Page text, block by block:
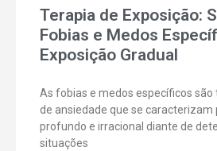
Terapia de Exposição:
Fobias e Medos
Exposição Gradual
As fobias e medos específicos
de ansiedade que se
profundo e irracional diante de
situações